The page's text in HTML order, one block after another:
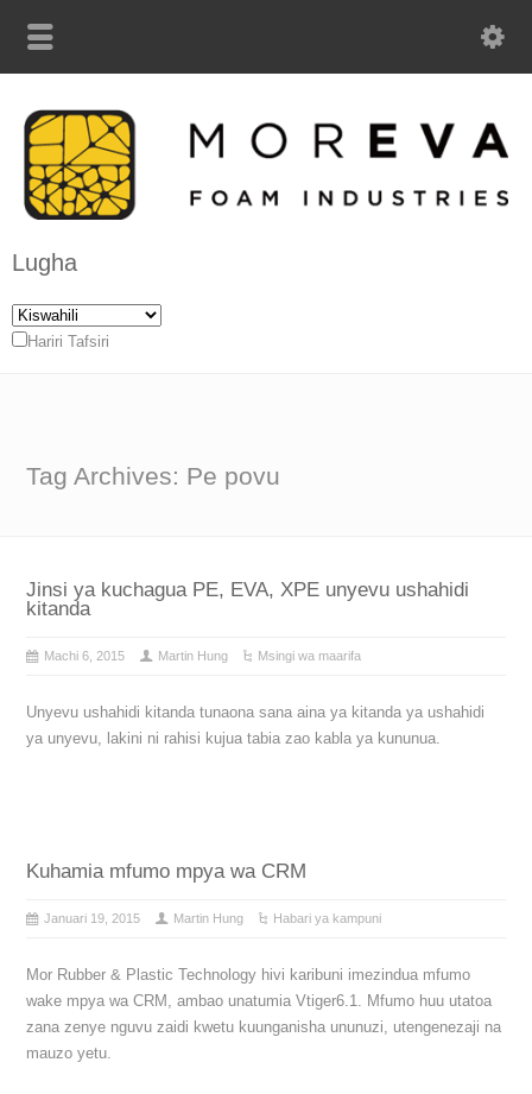
Lugha
Hariri Tafsiri
Tag Archives: Pe povu
Jinsi ya kuchagua PE, EVA, XPE unyevu ushahidi
kitanda
Machi 6, 2015 Martin Hung Msingi wa maarifa
Unyevu ushahidi kitanda tunaona sana aina ya kitanda ya ushahidi
ya unyevu, lakini ni rahisi kujua tabia zao kabla ya kununua.
Kuhamia mfumo mpya wa CRM
Januari 19, 2015 Martin Hung Habari ya kampuni
Mor Rubber & Plastic Technology hivi karibuni imezindua mfumo
wake mpya wa CRM, ambao unatumia Vtiger6.1. Mfumo huu utatoa
zana zenye nguvu zaidi kwetu kuunganisha ununuzi, utengenezaji na
mauzo yetu.